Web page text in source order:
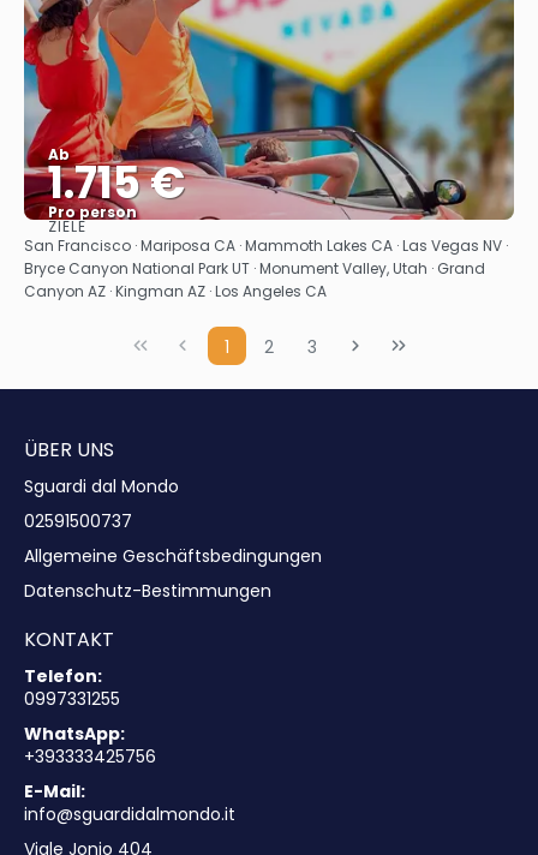
Ab
1.715 €
Pro person
Sehen
ZIELE
San Francisco · Mariposa CA · Mammoth Lakes CA · Las Vegas NV ·
Bryce Canyon National Park UT · Monument Valley, Utah · Grand
Canyon AZ · Kingman AZ · Los Angeles CA
1 2 3
ÜBER UNS
Sguardi dal Mondo
02591500737
Allgemeine Geschäftsbedingungen
Datenschutz-Bestimmungen
KONTAKT
Telefon:
0997331255
WhatsApp:
+393333425756
E-Mail:
info@sguardidalmondo.it
Viale Jonio 404